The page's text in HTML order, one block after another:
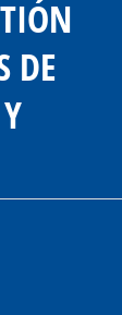
DE